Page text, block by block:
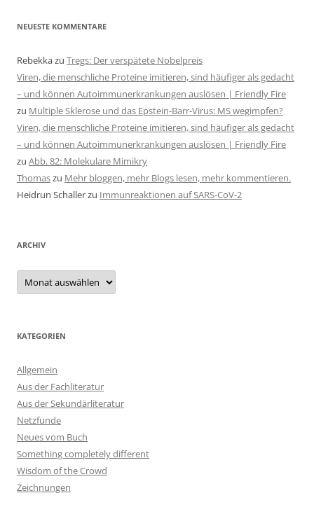
NEUESTE KOMMENTARE
Rebekkazu Tregs: Der verspätete Nobelpreis
Viren, die menschliche Proteine imitieren, sind häufiger als gedacht
– und können Autoimmunerkrankungen auslösen | Friendly Fire
zu Multiple Sklerose und das Epstein-Barr-Virus: MS wegimpfen?
Viren, die menschliche Proteine imitieren, sind häufiger als gedacht
– und können Autoimmunerkrankungen auslösen | Friendly Fire
zu Abb. 82: Molekulare Mimikry
Thomaszu Mehr bloggen, mehr Blogs lesen, mehr kommentieren.
Heidrun Schallerzu Immunreaktionen auf SARS-CoV-2
ARCHIV
Archiv
KATEGORIEN
Allgemein
Aus der Fachliteratur
Aus der Sekundärliteratur
Netzfunde
Neues vom Buch
Something completely different
Wisdom of the Crowd
Zeichnungen